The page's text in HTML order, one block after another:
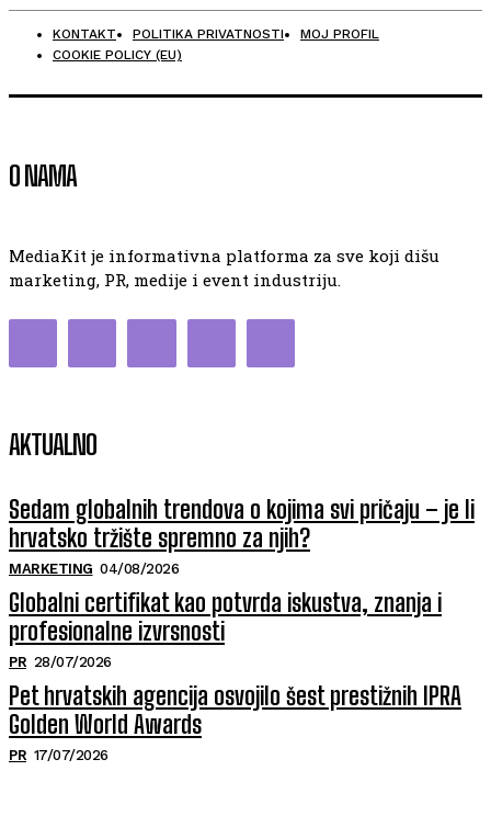
KONTAKT POLITIKA PRIVATNOSTI
MOJ PROFIL
COOKIE POLICY (EU)
O NAMA
MediaKit je informativna platforma za sve koji dišu
marketing, PR, medije i event industriju.
AKTUALNO
Sedam globalnih trendova o kojima svi pričaju – je li
hrvatsko tržište spremno za njih?
MARKETING 04/08/2026
Globalni certifikat kao potvrda iskustva, znanja i
profesionalne izvrsnosti
PR 28/07/2026
Pet hrvatskih agencija osvojilo šest prestižnih IPRA
Golden World Awards
PR 17/07/2026